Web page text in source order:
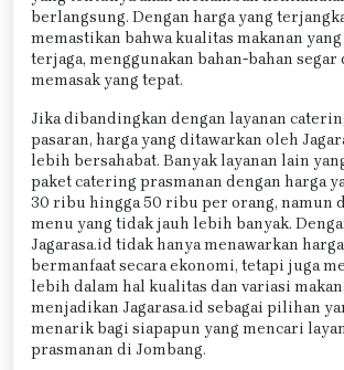
berlangsung. Dengan harga yang
memastikan bahwa kualitas makanan
terjaga, menggunakan bahan-bahan
memasak yang tepat.
Jika dibandingkan dengan layanan
pasaran, harga yang ditawarkan oleh
lebih bersahabat. Banyak layanan lain
paket catering prasmanan dengan harga
30 ribu hingga 50 ribu per orang, namun
menu yang tidak jauh lebih banyak.
Jagarasa.id tidak hanya menawarkan
bermanfaat secara ekonomi, tetapi juga
lebih dalam hal kualitas dan variasi
menjadikan Jagarasa.id sebagai pilihan
menarik bagi siapapun yang mencari
prasmanan di Jombang.